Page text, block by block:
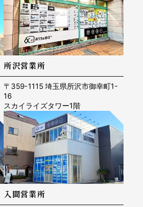
所沢営業所
〒359-1115 埼玉県所沢市御幸町1-
16
スカイライズタワー1階
入間営業所